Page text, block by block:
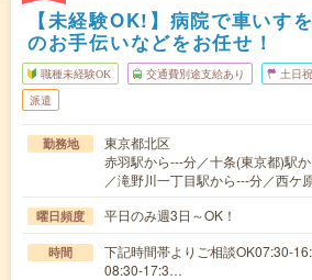
【未経験OK!】病院で車いす
のお手伝いなどをお任せ！
職種未経験OK 交通費別途支給あり 土日
派遣
勤務地
東京都北区
赤羽駅から---分／十条(東京都)駅
／滝野川一丁目駅から---分／西ケ
曜日頻度 平日のみ週3日～OK！
時間
下記時間帯よりご相談
08:30-17:3…